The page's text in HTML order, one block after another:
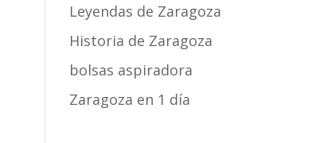
Leyendas de Zaragoza
Historia de Zaragoza
bolsas aspiradora
Zaragoza en 1 día